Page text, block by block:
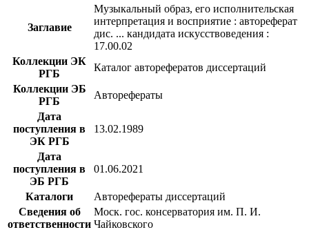
Заглавие
Музыкальный образ, его исполнительская
интерпретация и восприятие : автореферат
дис. ... кандидата искусствоведения :
17.00.02
Коллекции ЭК
РГБ
Каталог авторефератов диссертаций
Коллекции ЭБ
РГБ
Авторефераты
Дата
поступления в
ЭК РГБ
13.02.1989
Дата
поступления в
ЭБ РГБ
01.06.2021
Каталоги
Авторефераты диссертаций
Сведения об
ответственности
Моск. гос. консерватория им. П. И.
Чайковского